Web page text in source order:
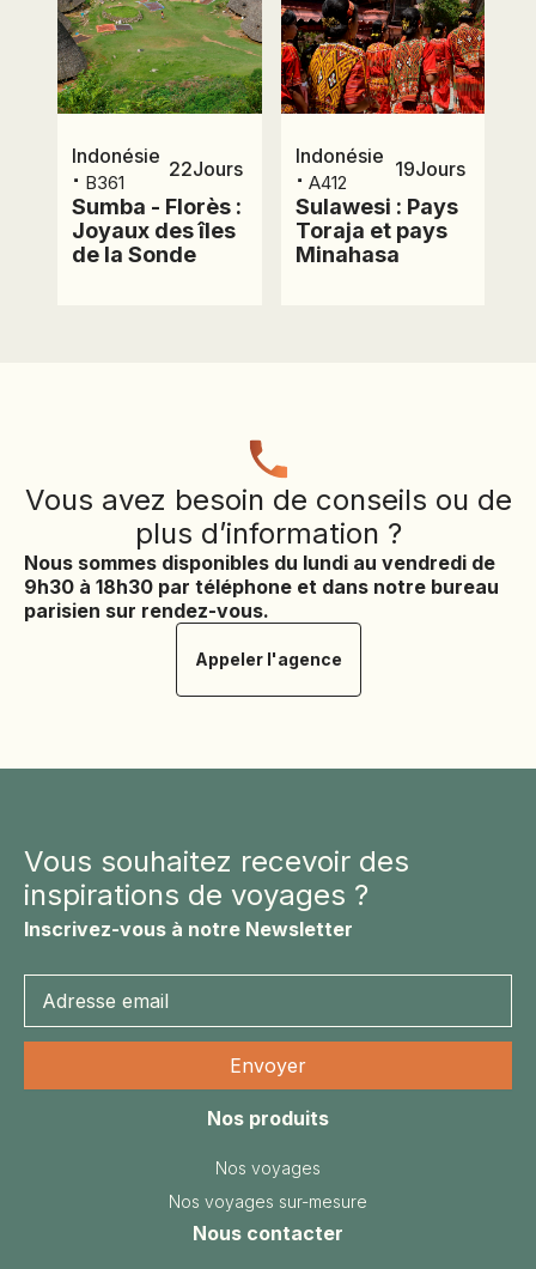
Prix et
Indonésie
⋅ B361
22Jours
Sumba - Florès :
Joyaux des îles
de la Sonde
Indonésie
⋅ A412
19Jours
Sulawesi : Pays
Toraja et pays
Minahasa
Vous avez besoin de conseils ou de
plus d’information ?
Nous sommes disponibles du lundi au vendredi de
9h30 à 18h30 par téléphone et dans notre bureau
parisien sur rendez-vous.
Appeler l'agence
Vous souhaitez recevoir des
inspirations de voyages ?
Inscrivez-vous à notre Newsletter
Nos produits
Nos voyages
Nos voyages sur-mesure
Nous contacter